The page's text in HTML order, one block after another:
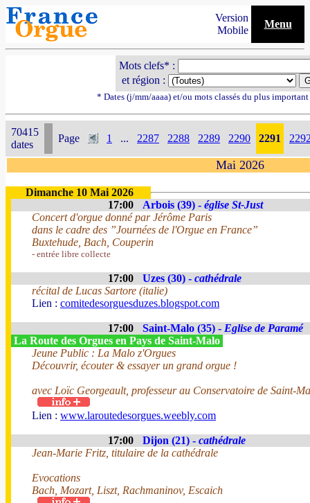
Version
Mobile
Menu
Mots clefs* :
et région :
* Dates (j/mm/aaaa) et/ou mots classés du plus
70415
dates
Page 1 ... 2287 2288 2289 2290 2291
Mai 2026
Dimanche 10 Mai 2026
17:00
Arbois (39) - église St-Just
Concert d'orgue donné par Jérôme Paris
dans le cadre des ”Journées de l'Orgue en France”
Buxtehude, Bach, Couperin
- entrée libre collecte
17:00 Uzes (30) - cathédrale
récital de Lucas Sartore (italie)
Lien : comitedesorguesduzes.blogspot.com
17:00 Saint-Malo (35) - Eglise de Paramé
La Route des Orgues en Pays de Saint-Malo
Jeune Public : La Malo z'Orgues
Découvrir, écouter & essayer un grand orgue !
avec Loïc Georgeault, professeur au Conservatoire de Saint-
Lien : www.laroutedesorgues.weebly.com
17:00 Dijon (21) - cathédrale
Jean-Marie Fritz, titulaire de la cathédrale
Evocations
Bach, Mozart, Liszt, Rachmaninov, Escaich